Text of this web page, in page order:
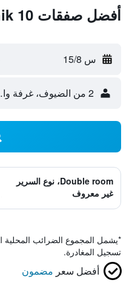
أفضل صفقات Wilcznik 10
س 15/8
2 من الضيوف، غرفة واحدة
Double room، نوع السرير
غير معروف
*يشمل المجموع الضرائب المحلية
تسجيل المغادرة.
أفضل سعر مضمون